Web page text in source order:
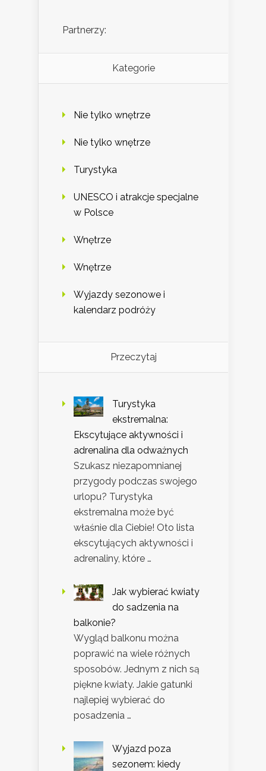
Partnerzy:
Kategorie
Nie tylko wnętrze
Nie tylko wnętrze
Turystyka
UNESCO i atrakcje specjalne
w Polsce
Wnętrze
Wnętrze
Wyjazdy sezonowe i
kalendarz podróży
Przeczytaj
Turystyka
ekstremalna:
Ekscytujące aktywności i
adrenalina dla odważnych
Szukasz niezapomnianej
przygody podczas swojego
urlopu? Turystyka
ekstremalna może być
właśnie dla Ciebie! Oto lista
ekscytujących aktywności i
adrenaliny, które …
Jak wybierać kwiaty
do sadzenia na
balkonie?
Wygląd balkonu można
poprawić na wiele różnych
sposobów. Jednym z nich są
piękne kwiaty. Jakie gatunki
najlepiej wybierać do
posadzenia …
Wyjazd poza
sezonem: kiedy